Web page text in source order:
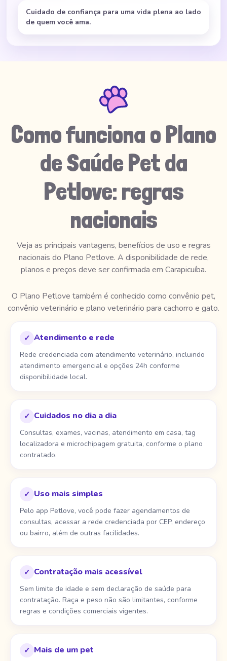
Cuidado de confiança para uma vida plena ao lado
de quem você ama.
Como funciona o Plano
de Saúde Pet da
Petlove: regras
nacionais
Veja as principais vantagens, benefícios de uso e regras
nacionais do Plano Petlove. A disponibilidade de rede,
planos e preços deve ser confirmada em Carapicuíba.
O Plano Petlove também é conhecido como convênio pet,
convênio veterinário e plano veterinário para cachorro e gato.
✓ Atendimento e rede
Rede credenciada com atendimento veterinário, incluindo
atendimento emergencial e opções 24h conforme
disponibilidade local.
✓ Cuidados no dia a dia
Consultas, exames, vacinas, atendimento em casa, tag
localizadora e microchipagem gratuita, conforme o plano
contratado.
✓ Uso mais simples
Pelo app Petlove, você pode fazer agendamentos de
consultas, acessar a rede credenciada por CEP, endereço
ou bairro, além de outras facilidades.
✓ Contratação mais acessível
Sem limite de idade e sem declaração de saúde para
contratação. Raça e peso não são limitantes, conforme
regras e condições comerciais vigentes.
✓ Mais de um pet